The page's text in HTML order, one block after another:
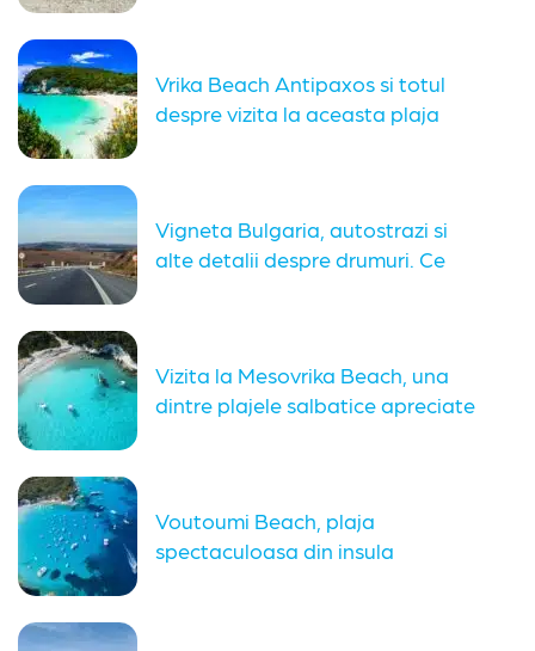
Vrika Beach Antipaxos si totul
despre vizita la aceasta plaja
Vigneta Bulgaria, autostrazi si
alte detalii despre drumuri. Ce
Vizita la Mesovrika Beach, una
dintre plajele salbatice apreciate
Voutoumi Beach, plaja
spectaculoasa din insula